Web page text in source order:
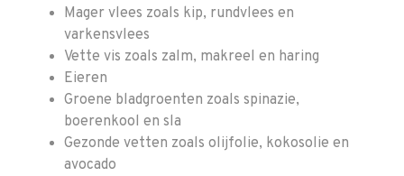
Mager vlees zoals kip, rundvlees en
varkensvlees
Vette vis zoals zalm, makreel en haring
Eieren
Groene bladgroenten zoals spinazie,
boerenkool en sla
Gezonde vetten zoals olijfolie, kokosolie en
avocado